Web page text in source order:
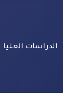
الدراسات العليا